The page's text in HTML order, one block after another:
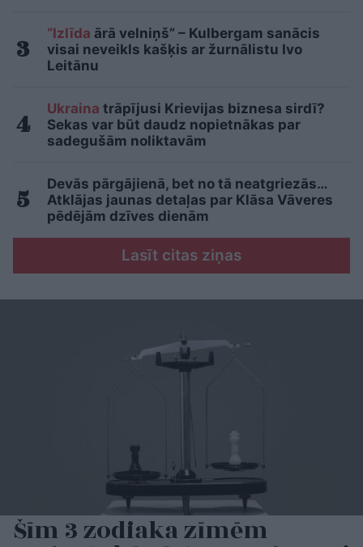
“Izlīda ārā velniņš” – Kulbergam sanācis
visai neveikls kašķis ar žurnālistu Ivo
Leitānu
Ukraina trāpījusi Krievijas biznesa sirdī?
Sekas var būt daudz nopietnākas par
sadegušām noliktavām
Devās pārgājienā, bet no tā neatgriezās…
Atklājas jaunas detaļas par Klāsa Vāveres
pēdējām dzīves dienām
Lasīt citas ziņas
Šīm 3 zodiaka zīmēm